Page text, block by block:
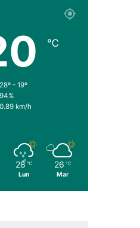
℃
28º - 19º
94%
0.89 km/h
28 ℃
Lun
26 ℃
Mar